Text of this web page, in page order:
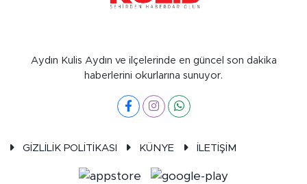
Aydın Kulis Aydın ve ilçelerinde en güncel son dakika
haberlerini okurlarına sunuyor.
GİZLİLİK POLİTİKASI KÜNYE İLETİŞİM